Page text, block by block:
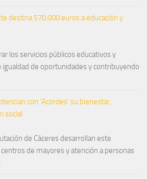
destina 570.000 euros a educación y
los servicios públicos educativos y
igualdad de oportunidades y contribuyendo
con 'Acordes' su bienestar,
social
de Cáceres desarrollan este
de mayores y atención a personas